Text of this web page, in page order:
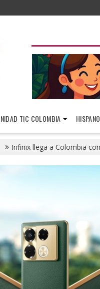
TIC COLOMBIA
Infinix llega a Colombia